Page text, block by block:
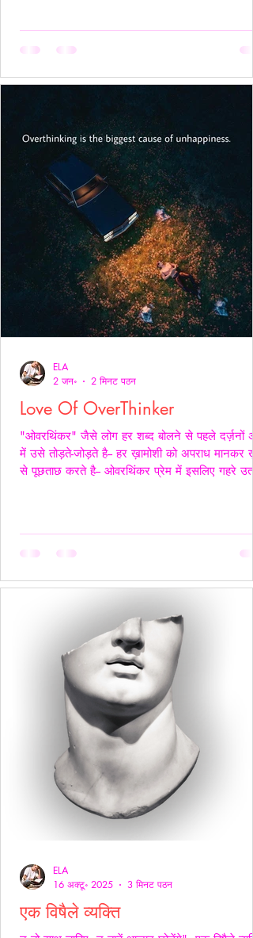
अनुग्रह समझो।और यदि अस्वीकार करे,तो उसकी इच्छा
उन्होंने ठहरकर कहा—
Love Of OverThinker
"ओवरथिंकर" जैसे लोग हर शब्द बोलने से पहले दर्ज़नों
में उसे तोड़ते-जोड़ते है-- हर ख़ामोशी को अपराध मानकर
से पूछताछ करते है-- ओवरथिंकर प्रेम में इसलिए गहरे
अपने प्रश्न सब चुपचाप स्थगित कर देते है-- ओवरथिंकर
ELA
2 जन॰
2 मिनट पठन
एक विषैले व्यक्ति
ELA
16 अक्टू॰ 2025
3 मिनट पठन